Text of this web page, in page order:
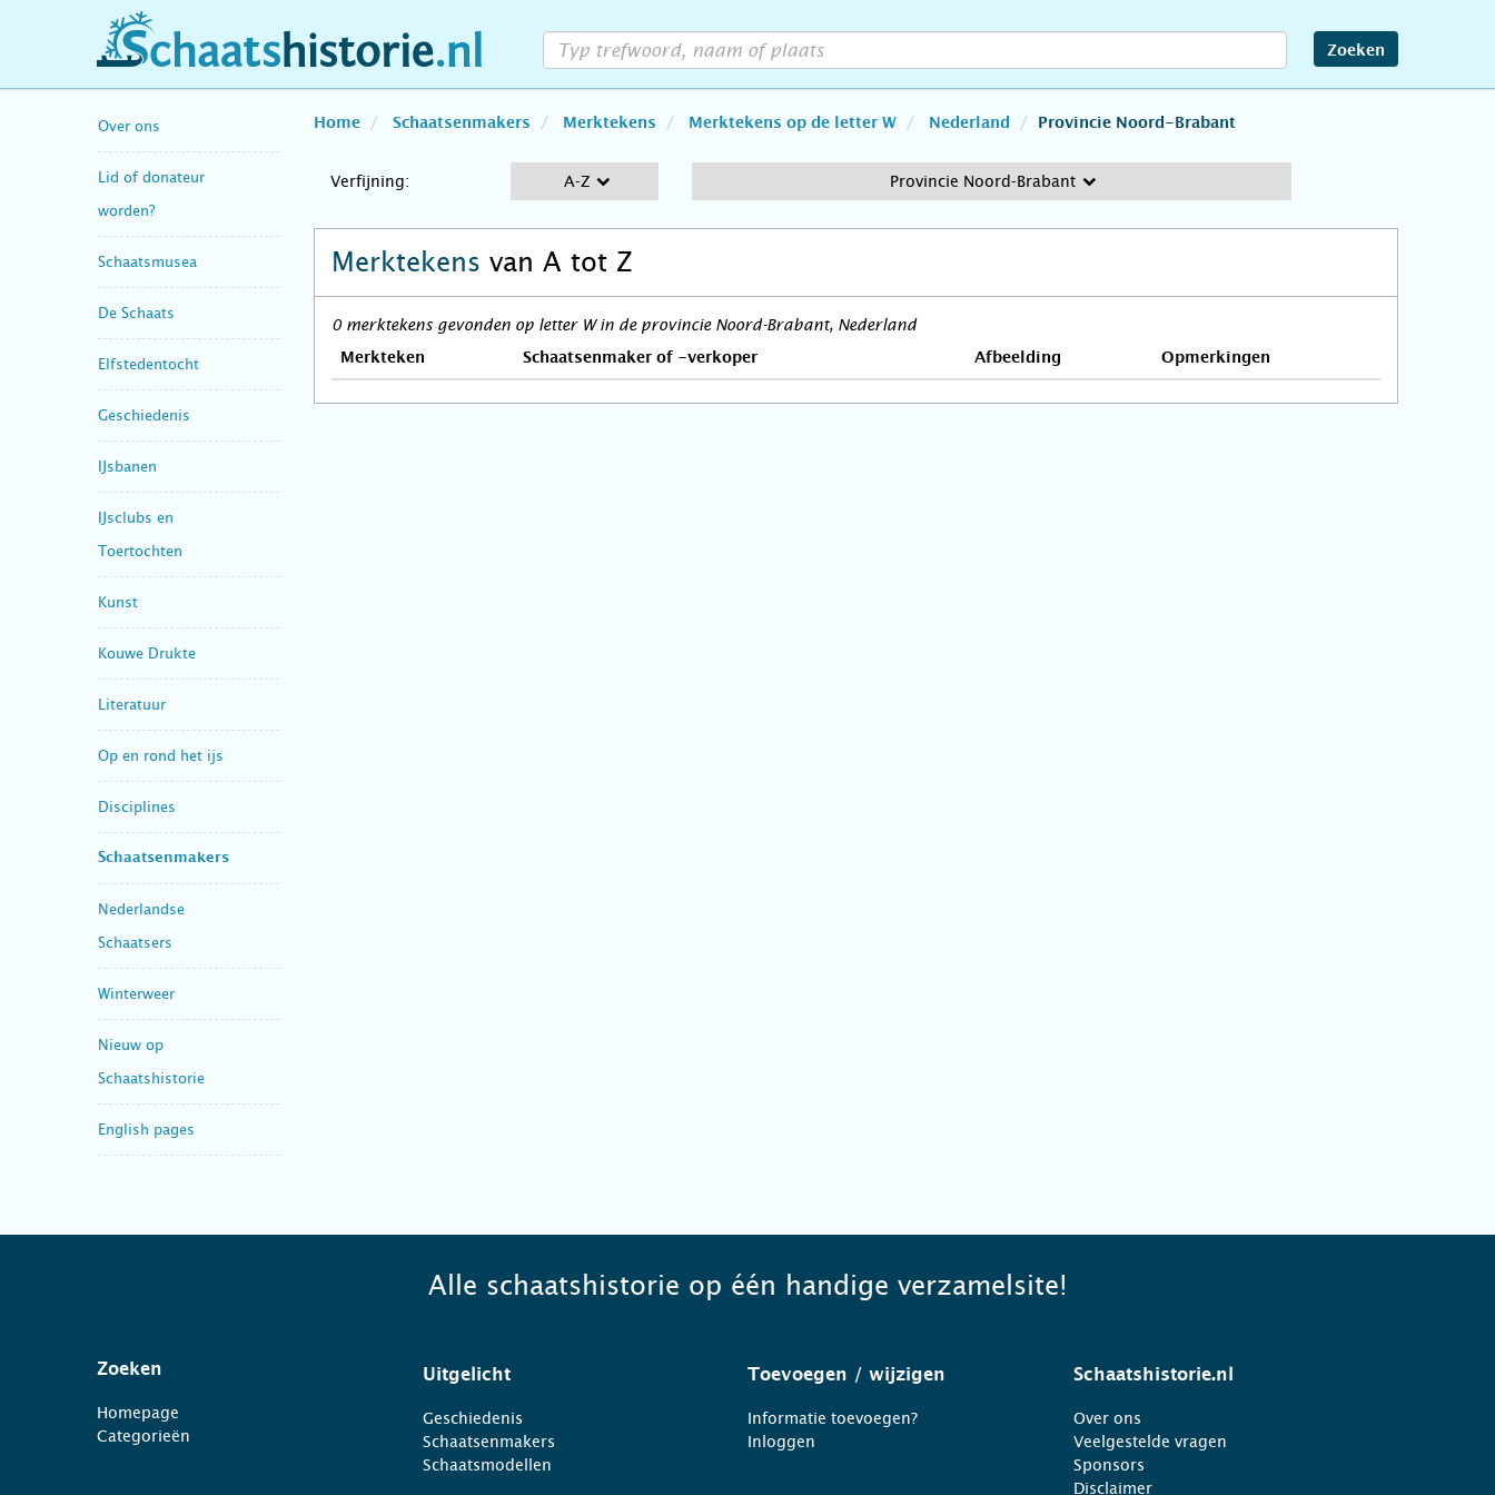
schaatshistorie.nl Zoeken
Over ons
Lid of donateur
worden?
Schaatsmusea
De Schaats
Elfstedentocht
Geschiedenis
IJsbanen
IJsclubs en
Toertochten
Kunst
Kouwe Drukte
Literatuur
Op en rond het ijs
Disciplines
Schaatsenmakers
Nederlandse
Schaatsers
Winterweer
Nieuw op
Schaatshistorie
English pages
Home Schaatsenmakers Merktekens Merktekens op de letter W Nederland Provincie Noord-Brabant
Verfijning: A-Z Provincie Noord-Brabant
Merktekens van A tot Z
0 merktekens gevonden op letter W in de provincie Noord-Brabant, Nederland
Merkteken Schaatsenmaker of -verkoper Afbeelding Opmerkingen
Alle schaatshistorie op één handige verzamelsite!
Zoeken
Homepage
Categorieën
Uitgelicht
Geschiedenis
Schaatsenmakers
Schaatsmodellen
Toevoegen / wijzigen
Informatie toevoegen?
Inloggen
Schaatshistorie.nl
Over ons
Veelgestelde vragen
Sponsors
Disclaimer